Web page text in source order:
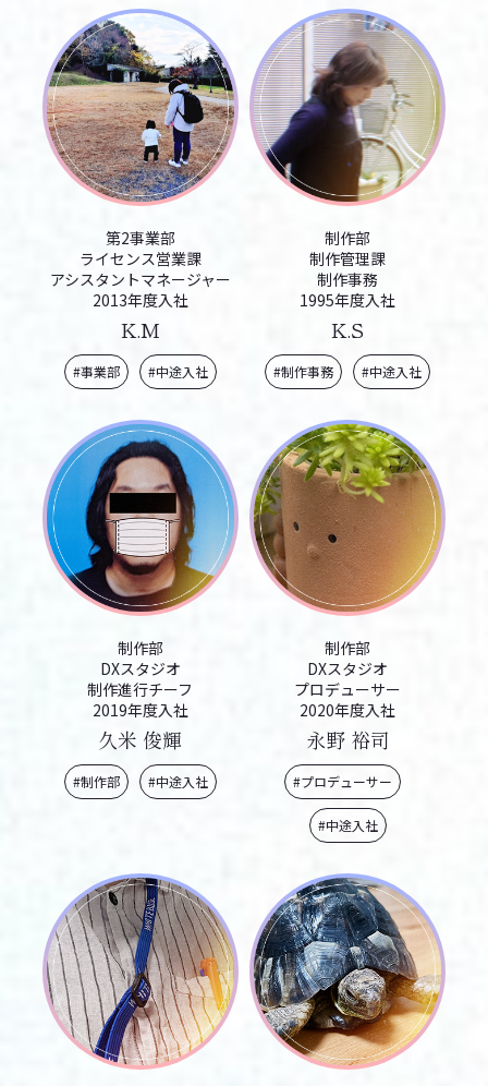
第2事業部
ライセンス営業課
アシスタントマネージャー
2013年度入社
K.M
#事業部 #中途入社
制作部
制作管理課
制作事務
1995年度入社
K.S
#制作事務 #中途入社
制作部
DXスタジオ
制作進行チーフ
2019年度入社
久米 俊輝
#制作部 #中途入社
制作部
DXスタジオ
プロデューサー
2020年度入社
永野 裕司
#プロデューサー
#中途入社